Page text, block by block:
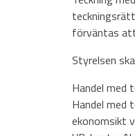
förväntas
Styrelsen
Handel med
Handel med
ekonomsikt